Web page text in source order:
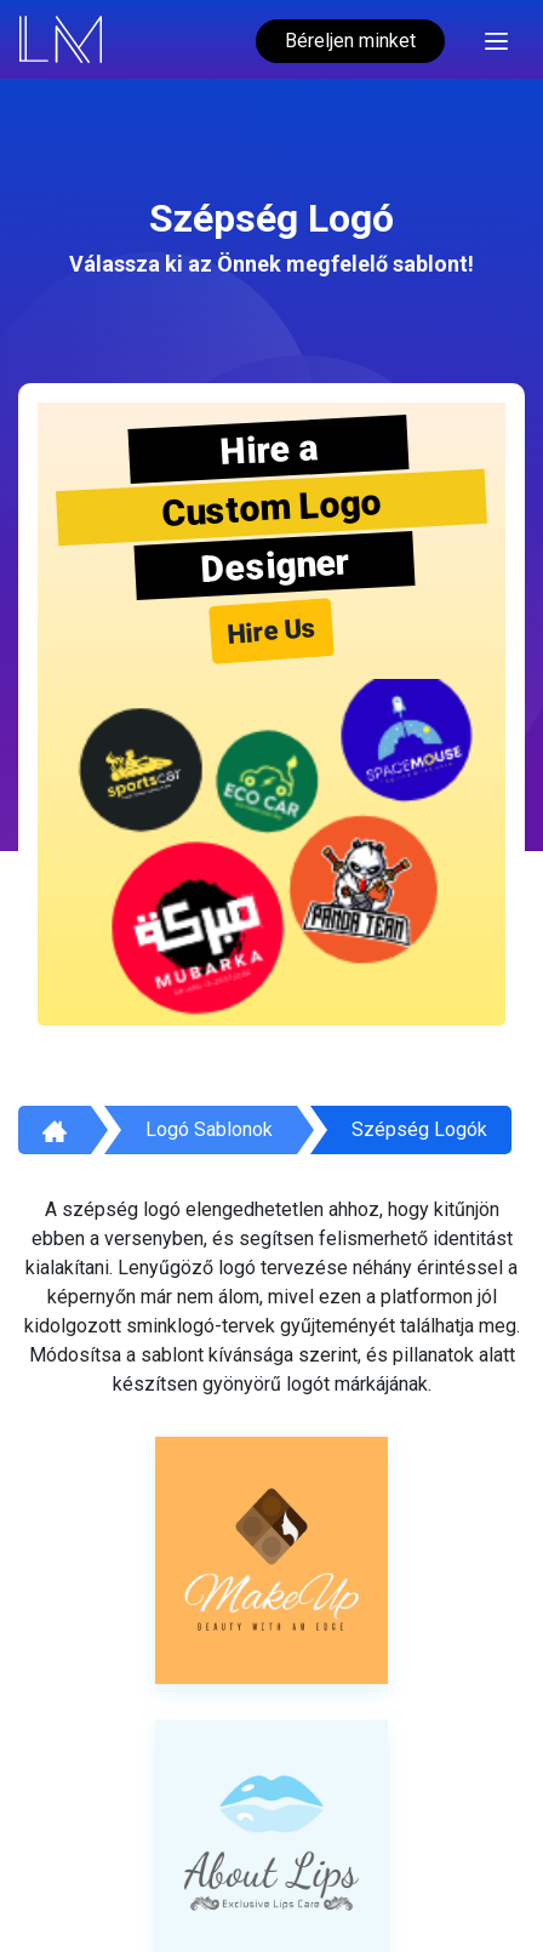
Béreljen minket
Szépség Logó
Válassza ki az Önnek megfelelő sablont!
Hire a
Custom Logo
Designer
Hire Us
Logó Sablonok Szépség Logók
A szépség logó elengedhetetlen ahhoz, hogy kitűnjön
ebben a versenyben, és segítsen felismerhető identitást
kialakítani. Lenyűgöző logó tervezése néhány érintéssel a
képernyőn már nem álom, mivel ezen a platformon jól
kidolgozott sminklogó-tervek gyűjteményét találhatja meg.
Módosítsa a sablont kívánsága szerint, és pillanatok alatt
készítsen gyönyörű logót márkájának.